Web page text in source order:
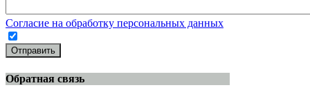
Согласие на обработку персональных данных
Отправить
Обратная связь